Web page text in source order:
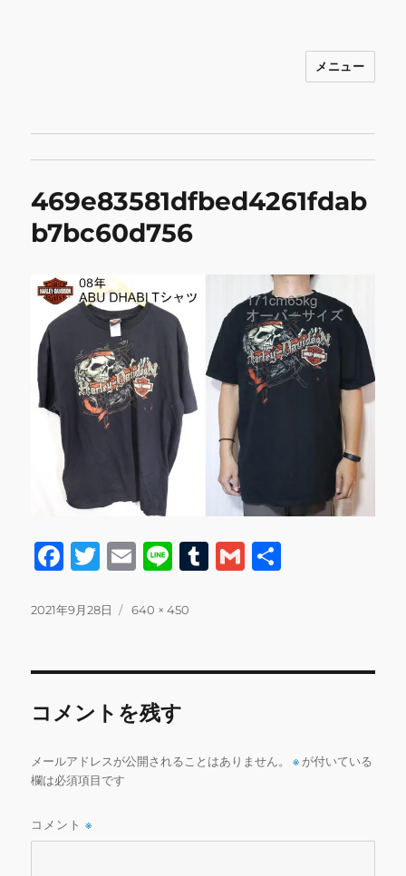
INNOCENCE ～日常に彩りを～ フ
物 etc販売 江戸川区瑞江
メニュー
469e83581dfbed4261fdab
b7bc60d756
F
c
b
o
o
k
T
it
r
E
ai
Li
e
T
r
G
投
2021年9月28日
フ
640 × 450
コメントを残す
メールアドレスが公開されることはありません。 ※ が付いている
欄は必須項目です
コメント※